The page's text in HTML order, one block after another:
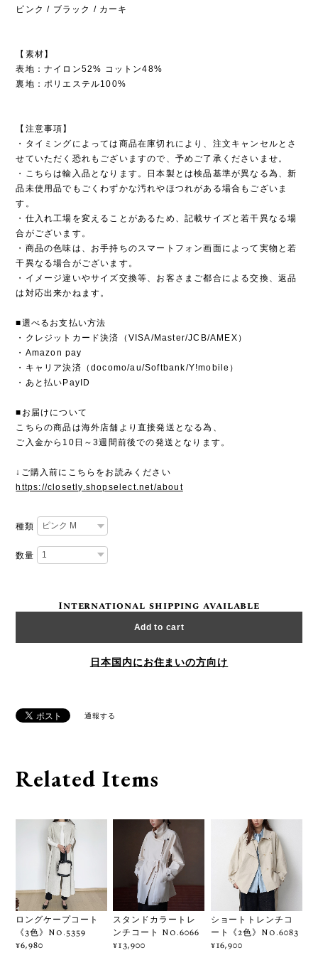
ピンク / ブラック / カーキ
【素材】
表地：ナイロン52% コットン48%
裏地：ポリエステル100%
【注意事項】
・タイミングによっては商品在庫切れにより、注文キャンセルとさ
せていただく恐れもございますので、予めご了承くださいませ。
・こちらは輸入品となります。日本製とは検品基準が異なる為、新
品未使用品でもごくわずかな汚れやほつれがある場合もございま
す。
・仕入れ工場を変えることがあるため、記載サイズと若干異なる場
合がございます。
・商品の色味は、お手持ちのスマートフォン画面によって実物と若
干異なる場合がございます。
・イメージ違いやサイズ交換等、お客さまご都合による交換、返品
は対応出来かねます。
■選べるお支払い方法
・クレジットカード決済（VISA/Master/JCB/AMEX）
・Amazon pay
・キャリア決済（docomo/au/Softbank/Y!mobile）
・あと払いPayID
■お届けについて
こちらの商品は海外店舗より直接発送となる為、
ご入金から10日～3週間前後での発送となります。
↓ご購入前にこちらをお読みください
https://closetly.shopselect.net/about
種類
数量
International shipping available
Add to cart
日本国内にお住まいの方向け
通報する
Related Items
ロングケープコート
《3色》No.5359
¥6,980
スタンドカラートレ
ンチコート No.6066
¥13,900
ショートトレンチコ
ート《2色》No.6083
¥16,900